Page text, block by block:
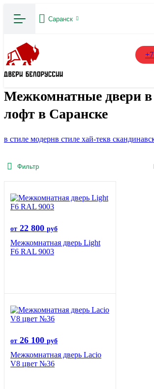
Саранск
Межкомнатные двери в
лофт в Саранске
в стиле модернв стиле хай-текв
Фильтр
от 22 800 руб
Межкомнатная дверь Light
F6 RAL 9003
от 26 100 руб
Межкомнатная дверь Lacio
V8 цвет №36